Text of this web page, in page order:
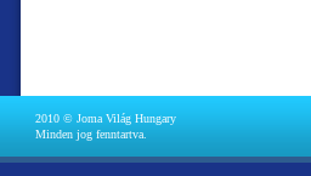
2010 © Joma Világ Hungary
Minden jog fenntartva.